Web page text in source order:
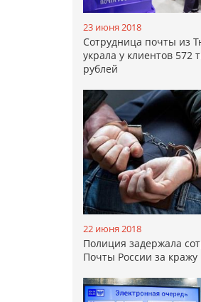
23 июня 2018
Сотрудница почты из
украла у клиентов 572
рублей
22 июня 2018
Полиция задержала
Почты России за кражу